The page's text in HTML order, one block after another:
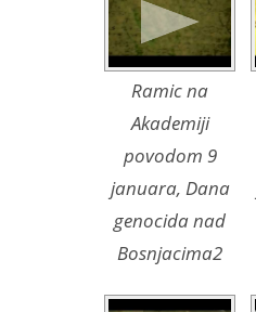
Ramic na
Akademiji
povodom 9
januara, Dana
genocida nad
Bosnjacima2